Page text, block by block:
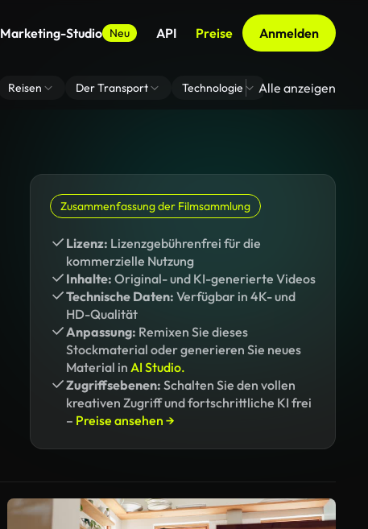
Marketing-Studio Neu API Preise Anmelden
Reisen Der Transport Technologie Zoom Virtuelle
Alle anzeigen
Zusammenfassung der Filmsammlung
Lizenz: Lizenzgebührenfrei für die
kommerzielle Nutzung
Inhalte: Original- und KI-generierte Videos
Technische Daten: Verfügbar in 4K- und
HD-Qualität
Anpassung: Remixen Sie dieses
Stockmaterial oder generieren Sie neues
Material in AI Studio.
Zugriffsebenen: Schalten Sie den vollen
kreativen Zugriff und fortschrittliche KI frei
– Preise ansehen →